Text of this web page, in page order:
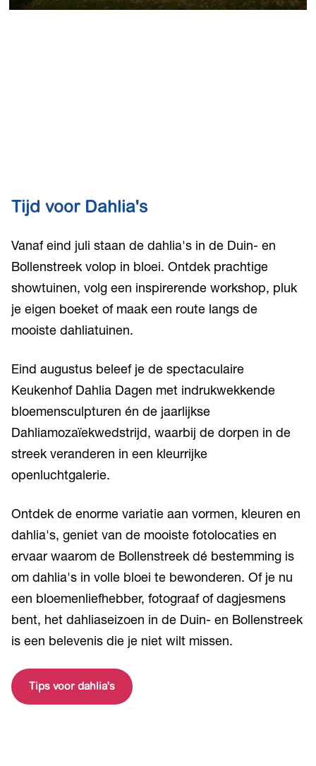
Tijd voor Dahlia's
Vanaf eind juli staan de dahlia's in de Duin- en
Bollenstreek volop in bloei. Ontdek prachtige
showtuinen, volg een inspirerende workshop, pluk
je eigen boeket of maak een route langs de
mooiste dahliatuinen.
Eind augustus beleef je de spectaculaire
Keukenhof Dahlia Dagen met indrukwekkende
bloemensculpturen én de jaarlijkse
Dahliamozaïekwedstrijd, waarbij de dorpen in de
streek veranderen in een kleurrijke
openluchtgalerie.
Ontdek de enorme variatie aan vormen, kleuren en
dahlia's, geniet van de mooiste fotolocaties en
ervaar waarom de Bollenstreek dé bestemming is
om dahlia's in volle bloei te bewonderen. Of je nu
een bloemenliefhebber, fotograaf of dagjesmens
bent, het dahliaseizoen in de Duin- en Bollenstreek
is een belevenis die je niet wilt missen.
Tips voor dahlia's